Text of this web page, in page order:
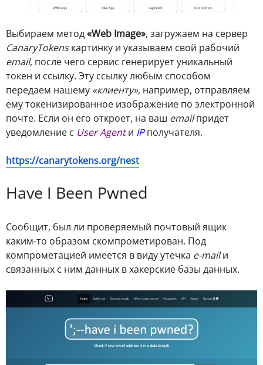
Выбираем метод«Web Image», загружаем на сервер
CanaryTokensкартинку и указываем свой рабочий
email, после чего сервис генерирует уникальный
токен и ссылку. Эту ссылку любым способом
передаем нашему «клиенту», например, отправляем
ему токенизированное изображение по электронной
почте. Если он его откроет, на ваш emailпридет
уведомление с User Agentи IPполучателя.
https://canarytokens.org/nest
Have I Been Pwned
Сообщит, был ли проверяемый почтовый ящик
каким-то образом скомпрометирован. Под
компрометацией имеется в виду утечка e-mailи
связанных с ним данных в хакерские базы данных.